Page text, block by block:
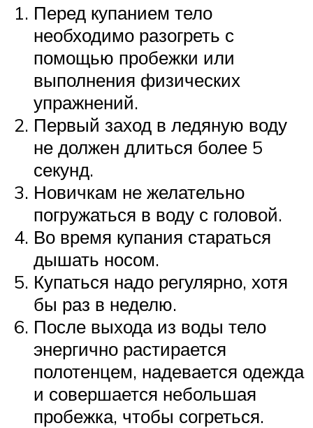
Перед купанием тело
необходимо разогреть с
помощью пробежки или
выполнения физических
упражнений.
Первый заход в ледяную воду
не должен длиться более 5
секунд.
Новичкам не желательно
погружаться в воду с головой.
Во время купания стараться
дышать носом.
Купаться надо регулярно, хотя
бы раз в неделю.
После выхода из воды тело
энергично растирается
полотенцем, надевается одежда
и совершается небольшая
пробежка, чтобы согреться.